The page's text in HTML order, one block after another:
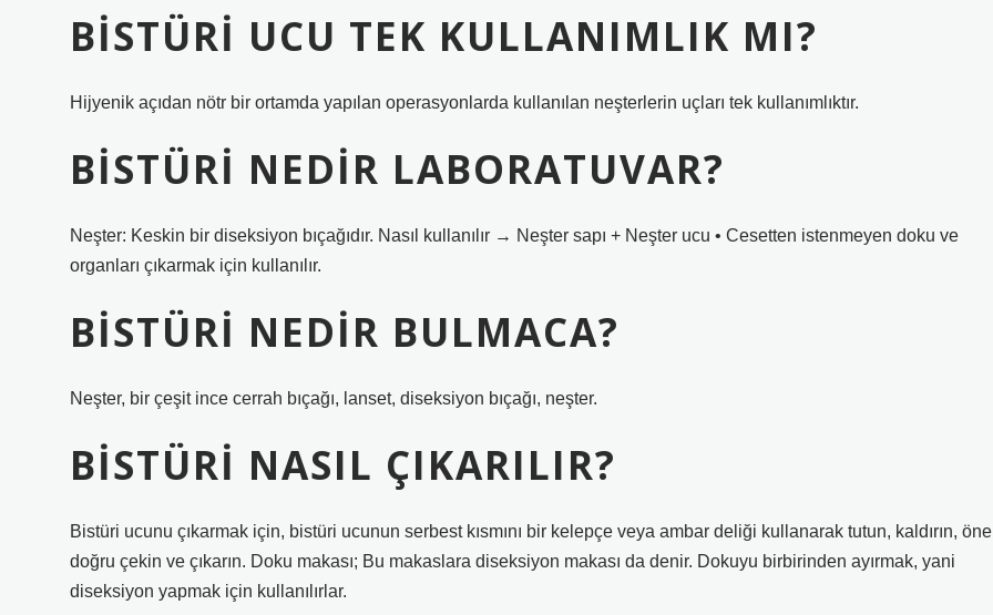
BISTÜRI UCU TEK KULLANIMLIK MI?
Hijyenik açıdan nötr bir ortamda yapılan operasyonlarda kullanılan neşterlerin uçları tek kullanımlıktır.
BISTÜRI NEDIR LABORATUVAR?
Neşter: Keskin bir diseksiyon bıçağıdır. Nasıl kullanılır → Neşter sapı + Neşter ucu • Cesetten istenmeyen doku ve
organları çıkarmak için kullanılır.
BISTÜRI NEDIR BULMACA?
Neşter, bir çeşit ince cerrah bıçağı, lanset, diseksiyon bıçağı, neşter.
BISTÜRI NASIL ÇIKARILIR?
Bistüri ucunu çıkarmak için, bistüri ucunun serbest kısmını bir kelepçe veya ambar deliği kullanarak tutun, kaldırın, öne
doğru çekin ve çıkarın. Doku makası; Bu makaslara diseksiyon makası da denir. Dokuyu birbirinden ayırmak, yani
diseksiyon yapmak için kullanılırlar.